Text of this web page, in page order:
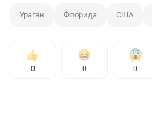
Ураган Флорида США
0 0 0